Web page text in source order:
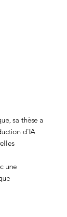
sa thèse a
d'IA
une